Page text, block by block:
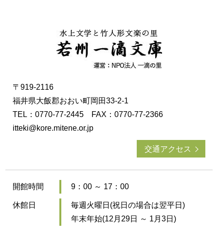
〒919-2116
福井県大飯郡おおい町岡田33-2-1
TEL：0770-77-2445 FAX：0770-77-2366
itteki@kore.mitene.or.jp
交通アクセス
開館時間 9：00 ～ 17：00
休館日
毎週火曜日(祝日の場合は翌平日)
年末年始(12月29日 ～ 1月3日)